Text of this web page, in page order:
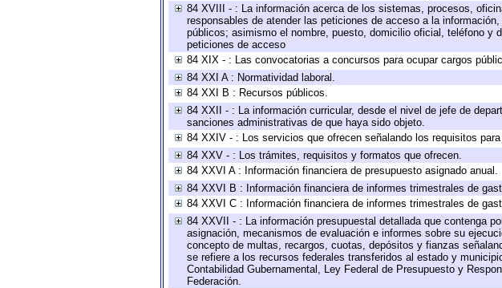
84 XVIII - : La información acerca de los sistemas, procesos,
responsables de atender las peticiones de acceso a la
públicos; asimismo el nombre, puesto, domicilio oficial, teléfono y
peticiones de acceso
84 XIX - : Las convocatorias a concursos para ocupar cargos
84 XXI A : Normatividad laboral.
84 XXI B : Recursos públicos.
84 XXII - : La información curricular, desde el nivel de jefe de
sanciones administrativas de que haya sido objeto.
84 XXIV - : Los servicios que ofrecen señalando los requisitos
84 XXV - : Los trámites, requisitos y formatos que ofrecen.
84 XXVI A : Información financiera de presupuesto asignado anual.
84 XXVI B : Información financiera de informes trimestrales de
84 XXVI C : Información financiera de informes trimestrales de
84 XXVII - : La información presupuestal detallada que contenga
asignación, mecanismos de evaluación e informes sobre su
concepto de multas, recargos, cuotas, depósitos y fianzas
se refiere a los recursos federales transferidos al estado y
Contabilidad Gubernamental, Ley Federal de Presupuesto y
Federación.